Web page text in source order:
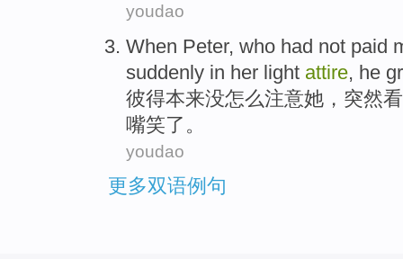
youdao
When Peter, who had not paid
suddenly in her light attire, he
彼得本来没怎么注意她 ， 突然
嘴笑了。
youdao
更多双语例句